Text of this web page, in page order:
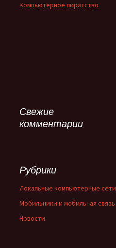
Компьютерное пиратство
Свежие
комментарии
Рубрики
Локальные компьютерные сети
Мобильники и мобильная связь
Новости